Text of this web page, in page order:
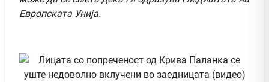
Европската Унија.